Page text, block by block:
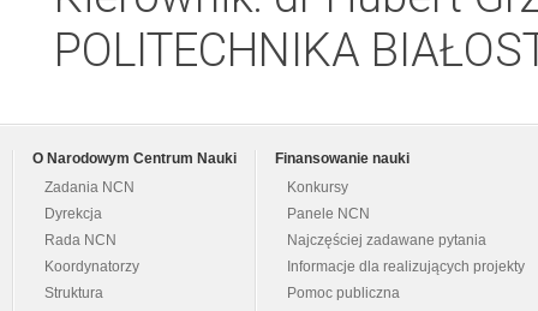
POLITECHNIKA
O Narodowym Centrum Nauki
Zadania NCN
Dyrekcja
Rada NCN
Koordynatorzy
Struktura
Finansowanie nauki
Konkursy
Panele NCN
Najczęściej zadawane pytania
Informacje dla realizujących projekty
Pomoc publiczna